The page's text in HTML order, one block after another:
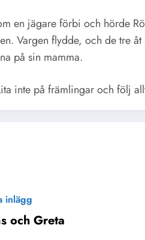
en jägare förbi och hörde
Vargen flydde, och de tre
på sin mamma.
inte på främlingar och följ
inlägg
och Greta